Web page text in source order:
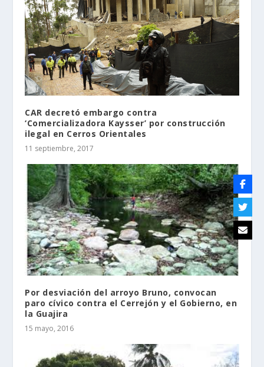
CAR decretó embargo contra
‘Comercializadora Kaysser’ por construcción
ilegal en Cerros Orientales
11 septiembre, 2017
Por desviación del arroyo Bruno, convocan
paro cívico contra el Cerrejón y el Gobierno, en
la Guajira
15 mayo, 2016